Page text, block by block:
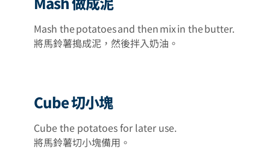
Mash the potatoes and then mix in the butter.
將馬鈴薯搗成泥，然後拌入奶油。
Cube 切小塊
Cube the potatoes for later use.
將馬鈴薯切小塊備用。